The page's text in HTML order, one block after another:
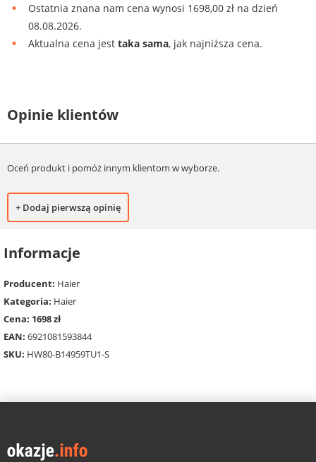
Ostatnia znana nam cena wynosi 1698,00 zł na dzień
08.08.2026.
Aktualna cena jest taka sama, jak najniższa cena.
Opinie klientów
Oceń produkt i pomóż innym klientom w wyborze.
+ Dodaj pierwszą opinię
Informacje
Producent: Haier
Kategoria: Haier
Cena: 1698 zł
EAN: 6921081593844
SKU: HW80-B14959TU1-S